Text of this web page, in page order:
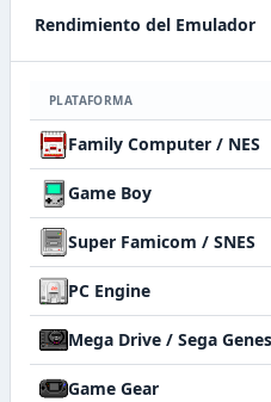
Rendimiento del Emulador
PLATAFORMA
Family Computer / NES
Game Boy
Super Famicom / SNES
PC Engine
Mega Drive / Sega
Game Gear